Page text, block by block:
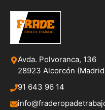
Avda. Polvoranca, 136
28923 Alcorcón
91 643 96 14